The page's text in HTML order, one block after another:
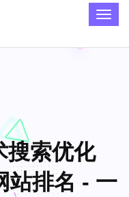
搜索优化
站排名 - 一